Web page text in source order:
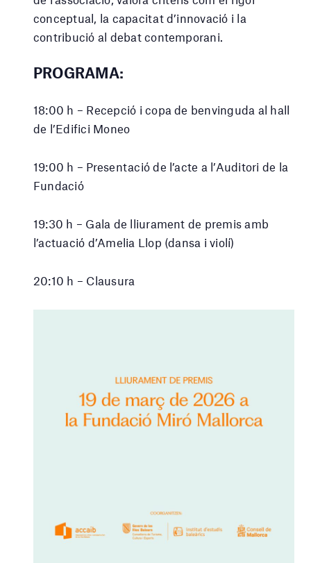
conceptual, la capacitat d’innovació i la
contribució al debat contemporani.
PROGRAMA:
18:00 h – Recepció i copa de benvinguda al hall
de l’Edifici Moneo
19:00 h – Presentació de l’acte a l’Auditori de la
Fundació
19:30 h – Gala de lliurament de premis amb
l’actuació d’Amelia Llop (dansa i violí)
20:10 h – Clausura